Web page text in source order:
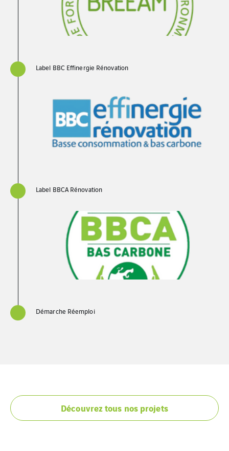
Label BBC Effinergie Rénovation
Label BBCA Rénovation
Démarche Réemploi
Découvrez tous nos projets